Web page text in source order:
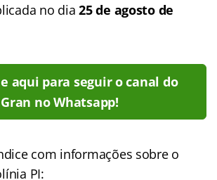
no dia25 de agosto de
aqui para seguir o canal do
Gran no Whatsapp!
com informações sobre o
PI: